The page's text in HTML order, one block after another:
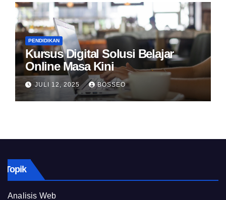
PENDIDIKAN
Kursus Digital Solusi Belajar
Online Masa Kini
JULI 12, 2025 BOSSEO
Topik
Analisis Web